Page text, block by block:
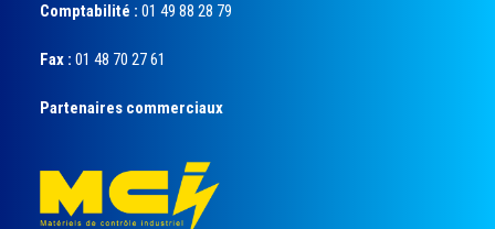
Comptabilité : 01 49 88 28 79
Fax : 01 48 70 27 61
Partenaires commerciaux